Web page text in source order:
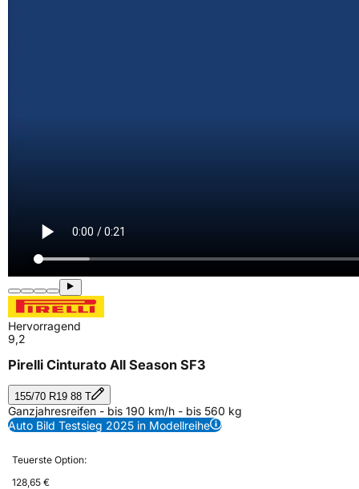
Hervorragend
9,2
Pirelli Cinturato All Season SF3
155/70 R19 88 T
Ganzjahresreifen - bis 190 km/h - bis 560 kg
Auto Bild Testsieg 2025 in Modellreihe
Teuerste Option:
128,65 €